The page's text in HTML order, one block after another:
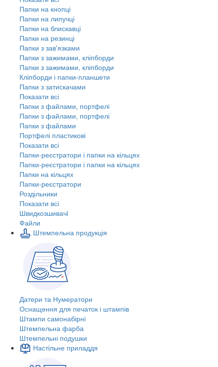
Папки на кнопці
Папки на липучці
Папки на блискавці
Папки на резинці
Папки з зав'язками
Папки з зажимами, кліпборди
Папки з зажимами, кліпборди
Кліпборди і папки-планшети
Папки з затискачами
Показати всі
Папки з файлами, портфелі
Папки з файлами, портфелі
Папки з файлами
Портфелі пластикові
Показати всі
Папки-реєстратори і папки на кільцях
Папки-реєстратори і папки на кільцях
Папки на кільцях
Папки-реєстратори
Роздільники
Показати всі
Швидкозшивачi
Файли
Штемпельна продукція
Датери та Нумератори
Оснащення для печаток і штампів
Штампи самонабірні
Штемпельна фарба
Штемпельні подушки
Настільне приладдя